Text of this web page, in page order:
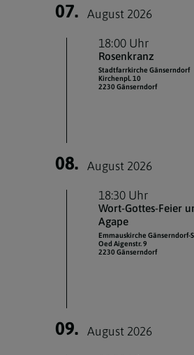
07. August 2026
18:00 Uhr
Rosenkranz
Stadtfarrkirche Gänserndorf
Kirchenpl. 10
2230 Gänserndorf
08. August 2026
18:30 Uhr
Wort-Gottes-Feier
Agape
Emmauskirche Gänserndorf-
Oed Aigenstr. 9
2230 Gänserndorf
09. August 2026